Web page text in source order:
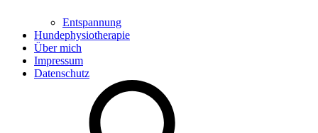
Entspannung
Hundephysiotherapie
Über mich
Impressum
Datenschutz